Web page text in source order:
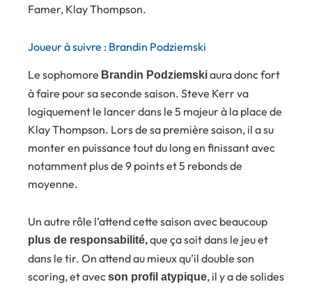
Famer, Klay Thompson.
Joueur à suivre : Brandin Podziemski
Le sophomore Brandin Podziemskiaura donc fort
à faire pour sa seconde saison. Steve Kerr va
logiquement le lancer dans le 5 majeur à la place de
Klay Thompson. Lors de sa première saison, il a su
monter en puissance tout du long en finissant avec
notamment plus de 9 points et 5 rebonds de
moyenne.
Un autre rôle l’attend cette saison avec beaucoup
plus de responsabilité,que ça soit dans le jeu et
dans le tir. On attend au mieux qu’il double son
scoring, et avecson profil atypique, il y a de solides